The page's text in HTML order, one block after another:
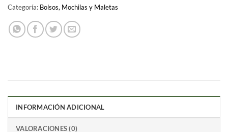
Categoría: Bolsos, Mochilas y Maletas
INFORMACIÓN ADICIONAL
VALORACIONES (0)